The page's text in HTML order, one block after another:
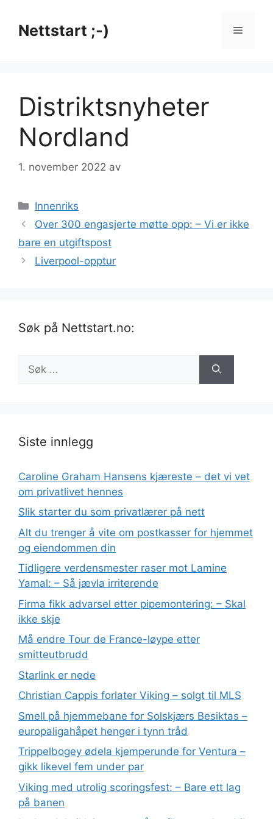
innholdNettstart ;-) Meny
Distriktsnyheter
Nordland
1. november 2022 av
Kategorier
Innenriks
Over 300 engasjerte møtte opp: – Vi er ikke
bare en utgiftspost
Liverpool-opptur
Søk på Nettstart.no:
etter:
Siste innlegg
Caroline Graham Hansens kjæreste – det vi vet
om privatlivet hennes
Slik starter du som privatlærer på nett
Alt du trenger å vite om postkasser for hjemmet
og eiendommen din
Tidligere verdensmester raser mot Lamine
Yamal: – Så jævla irriterende
Firma fikk advarsel etter pipemontering: – Skal
ikke skje
Må endre Tour de France-løype etter
smitteutbrudd
Starlink er nede
Christian Cappis forlater Viking – solgt til MLS
Smell på hjemmebane for Solskjærs Besiktas –
europaligahåpet henger i tynn tråd
Trippelbogey ødela kjemperunde for Ventura –
gikk likevel fem under par
Viking med utrolig scoringsfest: – Bare ett lag
på banen